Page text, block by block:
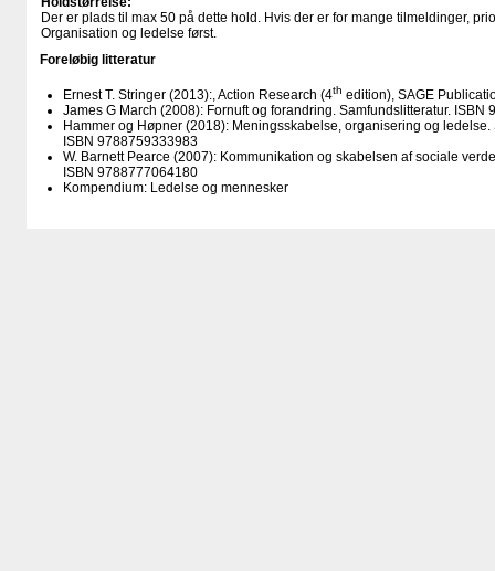
Der er plads til max 50 på dette hold. Hvis der er for mange tilmeldinger,
Organisation og ledelse først.
Foreløbig litteratur
Ernest T. Stringer (2013):, Action Research (4th edition), SAGE
James G March (2008): Fornuft og forandring. Samfundslitteratur. ISBN
Hammer og Høpner (2018): Meningsskabelse, organisering og ledelse.
ISBN 9788759333983
W. Barnett Pearce (2007): Kommunikation og skabelsen af sociale
ISBN 9788777064180
Kompendium: Ledelse og mennesker